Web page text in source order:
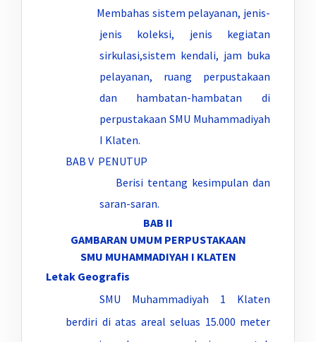
Membahas sistem pelayanan, jenis-
jenis koleksi, jenis kegiatan
sirkulasi,sistem kendali, jam buka
pelayanan, ruang perpustakaan
dan hambatan-hambatan di
perpustakaan SMU Muhammadiyah
I Klaten.
BAB V PENUTUP
Berisi tentang kesimpulan dan
saran-saran.
BAB II
GAMBARAN UMUM PERPUSTAKAAN
SMU MUHAMMADIYAH I KLATEN
Letak Geografis
SMU Muhammadiyah 1 Klaten
berdiri di atas areal seluas 15.000 meter